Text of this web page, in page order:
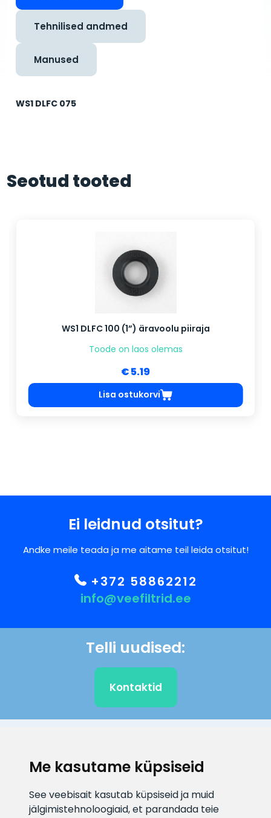
Me kasutame küpsiseid
See veebisait kasutab küpsiseid ja muid
jälgimistehnoloogiaid, et parandada teie
Tehnilised andmed
Manused
WS1 DLFC 075
Seotud tooted
WS1 DLFC 100 (1”) äravoolu piiraja
Toode on laos olemas
€ 5.19
Lisa ostukorvi
Ei leidnud otsitut?
Andke meile teada ja me aitame teil leida otsitut!
+372 58862212
info@veefiltrid.ee
Telli uudised:
Kontaktid
info@veefiltrid.ee
Infotelefon
+372 58862212